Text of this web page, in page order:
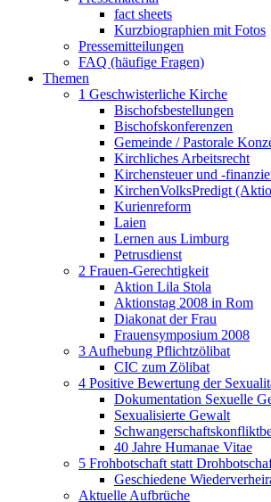
fact sheets
Kurzbiographien mit Fotos
Pressemitteilungen
FAQ (häufige Fragen)
Themen
1 Geschwisterliche Kirche
Bischofsbestellungen
Bischofskonferenzen
Gemeinde / Pastorale
Kirchliches Arbeitsrecht
Kirchensteuer und -
KirchenVolksPredigt
Kurienreform
Laien
Lernen aus Limburg
Petrusdienst
2 Frauen-Gerechtigkeit
Aktion Lila Stola
Aktionstag 2008 in Rom
Diakonat der Frau
Frauensymposium 2008
3 Aufhebung Pflichtzölibat
CIC zum Zölibat
4 Positive Bewertung der
Dokumentation Sexuelle
Sexualisierte Gewalt
40 Jahre Humanae Vitae
5 Frohbotschaft statt
Geschiedene
Aktuelle Aufbrüche